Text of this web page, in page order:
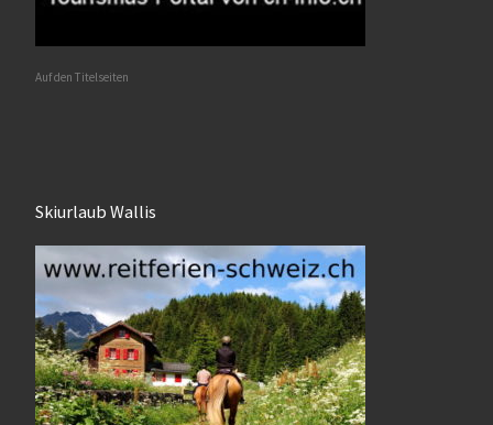
Auf den Titelseiten
Skiurlaub Wallis